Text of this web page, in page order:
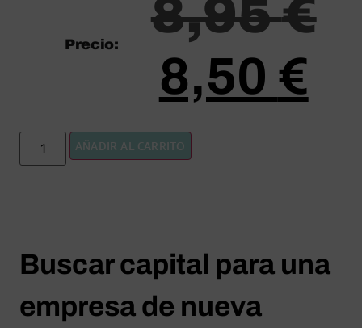
Precio:
8,95€
8,50 €
AÑADIR AL CARRITO
Buscar capital para una
empresa de nueva